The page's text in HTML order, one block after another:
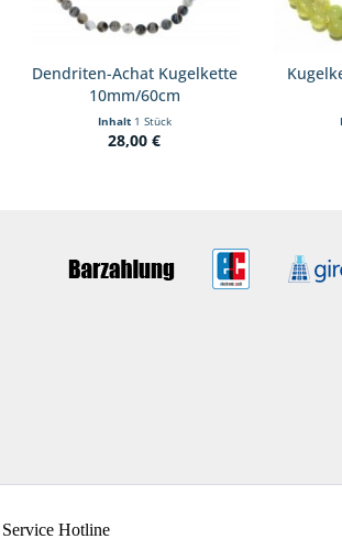
Dendriten-Achat Kugelkette
10mm/60cm
Inhalt 1 Stück
28,00 €
Service Hotline